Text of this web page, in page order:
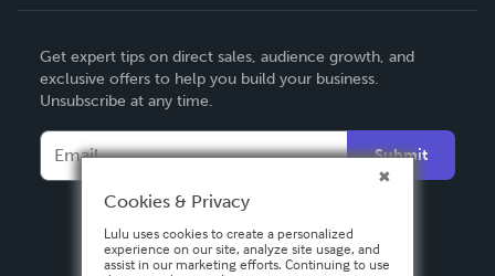
Deutsch
Français
Italiano
Español
Get expert tips on direct sales, audience growth, and
exclusive offers to help you build your business.
Unsubscribe at any time.
Submit
Cookies & Privacy
Lulu uses cookies to create a personalized
experience on our site, analyze site usage, and
assist in our marketing efforts. Continuing to use